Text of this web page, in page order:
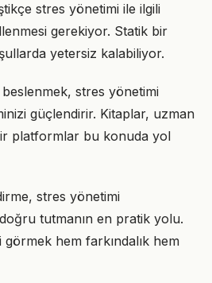
stres yönetimi ile ilgili
gerekiyor. Statik bir
yetersiz kalabiliyor.
stres yönetimi
güçlendirir. Kitaplar, uzman
platformlar bu konuda yol
stres yönetimi
tutmanın en pratik yolu.
hem farkındalık hem